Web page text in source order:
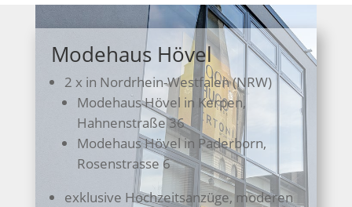
Modehaus Hövel
2 x in Nordrhein-Westfalen (NRW)
Modehaus Hövel in Kerpen,
Hahnenstraße 36
Modehaus Hövel in Paderborn,
Rosenstrasse 6
exklusive Hochzeitsanzüge, moderen